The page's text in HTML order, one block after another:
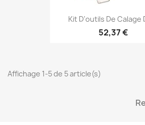
Kit D'outils De Calage
52,37 €
Affichage 1-5 de 5 article(s)